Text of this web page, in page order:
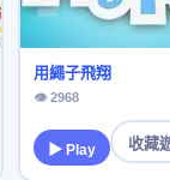
用繩子飛翔
👁 2968
▶ Play 收藏